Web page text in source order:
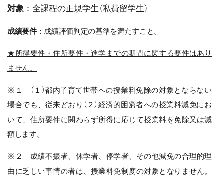
対象 ：全課程の正規学生（私費留学生）
成績要件：成績評価判定の基準を満たすこと。
★所得要件・ 住所要件・進学までの期間に関する要件はあり
ません。
※１ （１）都内子育て世帯への授業料免除の対象とならない
場合でも、従来どおり（２）経済的困窮者への授業料減免にお
いて、住所要件に関わらず所得に応じて授業料を免除又は減
額します。
※２ 成績不振者、休学者、停学者、その他減免の合理的理
由に乏しい事情の者は、授業料免制度の対象となりません。